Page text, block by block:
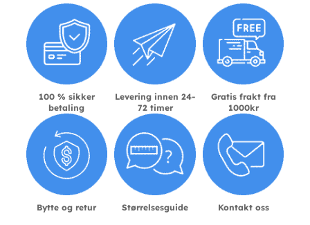
100 % sikker
betaling
Levering innen 24-
72 timer
Gratis frakt fra
1000kr
Bytte og retur Størrelsesguide Kontakt oss